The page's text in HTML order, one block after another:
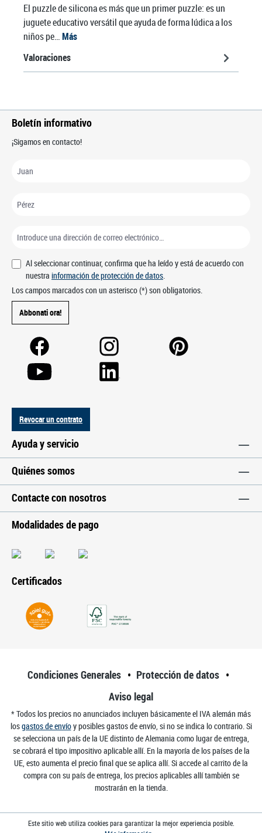
El puzzle de silicona es más que un primer puzzle: es un
juguete educativo versátil que ayuda de forma lúdica a los
niños pe…Más
Valoraciones
Boletín informativo
¡Sigamos en contacto!
Al seleccionar continuar, confirma que ha leído y está de acuerdo con
nuestra información de protección de datos.
Los campos marcados con un asterisco (*) son obligatorios.
Abbonati ora!
Revocar un contrato
Ayuda y servicio
Quiénes somos
Contacte con nosotros
Modalidades de pago
Certificados
Condiciones Generales
Protección de datos
Aviso legal
* Todos los precios no anunciados incluyen básicamente el IVA alemán más
losgastos de envíoy posibles gastos de envío, si no se indica lo contrario. Si
se selecciona un país de la UE distinto de Alemania como lugar de entrega,
se cobrará el tipo impositivo aplicable allí. En la mayoría de los países de la
UE, esto aumenta el precio final que se aplica allí. Si accede al carrito de la
compra con su país de entrega, los precios aplicables allí también se
mostrarán en la tienda.
Este sitio web utiliza cookies para garantizar la mejor experiencia posible.